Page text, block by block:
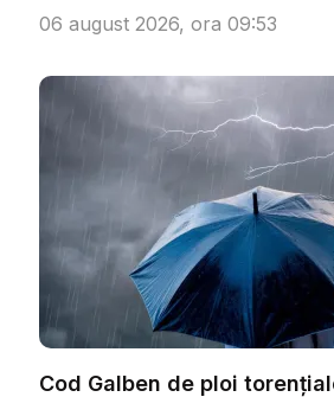
trebu...
06 august 2026, ora 09:53
Cod Galben de ploi